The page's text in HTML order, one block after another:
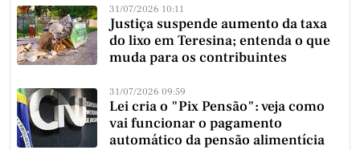
31/07/2026 10:11
Justiça suspende aumento da taxa
do lixo em Teresina; entenda o que
muda para os contribuintes
31/07/2026 09:59
Lei cria o "Pix Pensão": veja como
vai funcionar o pagamento
automático da pensão alimentícia